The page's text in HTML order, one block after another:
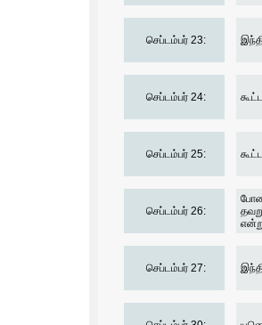
செப்டம்பர் 23:
செப்டம்பர் 24:
செப்டம்பர் 25:
செப்டம்பர் 26:
செப்டம்பர் 27: